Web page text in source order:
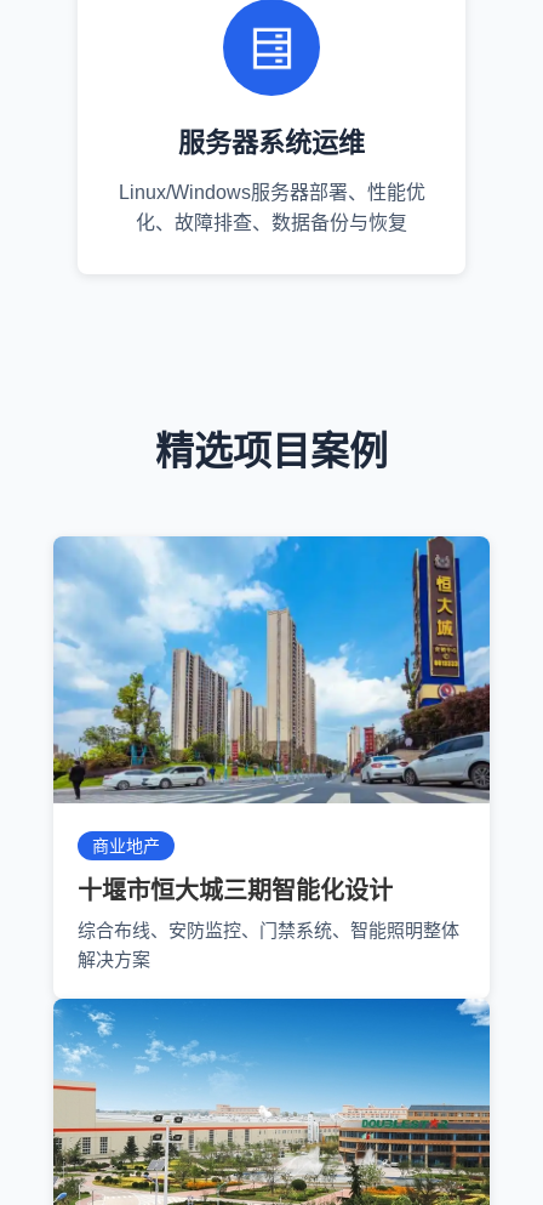
服务器系统运维
Linux/Windows服务器部署、性能优
化、故障排查、数据备份与恢复
精选项目案例
商业地产
十堰市恒大城三期智能化设计
综合布线、安防监控、门禁系统、智能照明整体
解决方案